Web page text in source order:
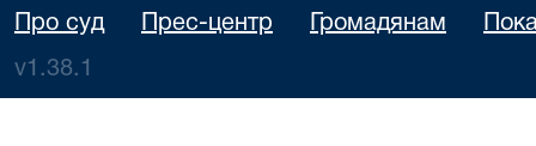
Про суд Прес-центр Громадянам
v1.38.1